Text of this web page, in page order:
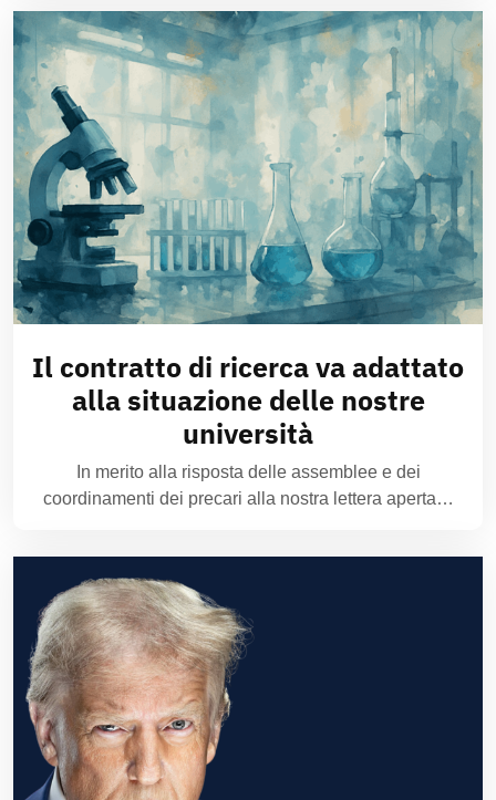
Il contratto di ricerca va adattato
alla situazione delle nostre
università
In merito alla risposta delle assemblee e dei
coordinamenti dei precari alla nostra lettera aperta…